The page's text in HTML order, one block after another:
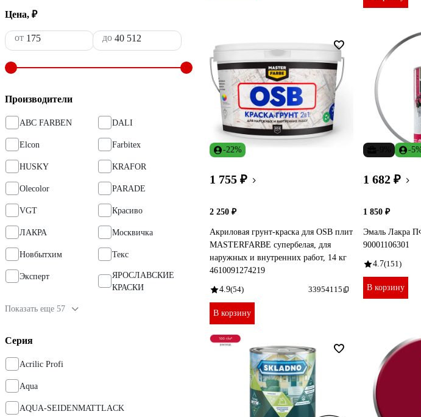
Цена, ₽
от до
Производители
ABC FARBEN DALI
Elcon Farbitex
HUSKY KRAFOR
Olecolor PARADE
VGT Красиво
ЛАКРА Москвичка
Новбытхим Текс
Эксперт
ЯРОСЛАВСКИЕ
КРАСКИ
Показать еще 57
Серия
Acrilic Profi
Aqua
AQUA-SEIDENMATTLACK
-22%
1 755 ₽
2 250 ₽
Акриловая грунт-краска для OSB плит
MASTERFARBE супербелая, для
наружных и внутренних работ, 14 кг
4610091274219
4.9(54) 33954115
В корзину
-
1 682 ₽
1 850 ₽
Эмаль Лакра
90001106301
4.7(151)
В корзину